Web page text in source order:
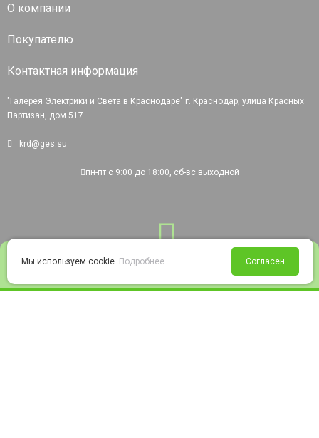
Войти Избранное Корзина
О компании
Покупателю
Контактная информация
"Галерея Электрики и Света в Краснодаре" г. Краснодар, улица Красных
Партизан, дом 517
krd@ges.su
пн-пт с 9:00 до 18:00, сб-вс выходной
Мы используем cookie. Подробнее... Согласен